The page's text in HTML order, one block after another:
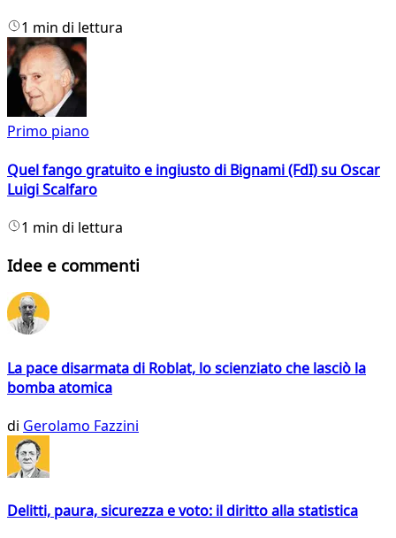
1 min di lettura
Primo piano
Quel fango gratuito e ingiusto di Bignami (FdI) su Oscar
Luigi Scalfaro
1 min di lettura
Idee e commenti
La pace disarmata di Roblat, lo scienziato che lasciò la
bomba atomica
di Gerolamo Fazzini
Delitti, paura, sicurezza e voto: il diritto alla statistica